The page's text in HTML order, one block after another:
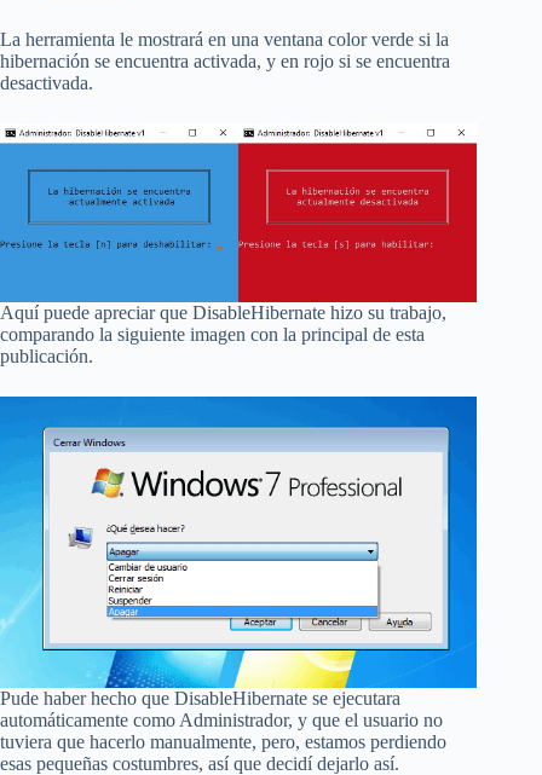
La herramienta le mostrará en una ventana color verde si la
hibernación se encuentra activada, y en rojo si se encuentra
desactivada.
Aquí puede apreciar que DisableHibernate hizo su trabajo,
comparando la siguiente imagen con la principal de esta
publicación.
Pude haber hecho que DisableHibernate se ejecutara
automáticamente como Administrador, y que el usuario no
tuviera que hacerlo manualmente, pero, estamos perdiendo
esas pequeñas costumbres, así que decidí dejarlo así.